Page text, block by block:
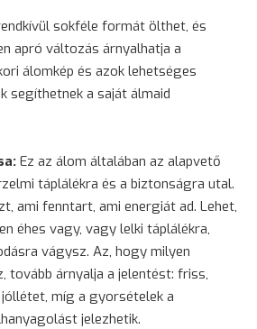
sokféle formát ölthet, és
apró változás árnyalhatja a
álomkép és azok lehetséges
segíthetnek a saját álmaid
Ez az álom általában az alapvető
táplálékra és a biztonságra utal.
ami fenntart, ami energiát ad. Lehet,
éhes vagy, vagy lelki táplálékra,
vágysz. Az, hogy milyen
tovább árnyalja a jelentést: friss,
míg a gyorsételek a
jelezhetik.